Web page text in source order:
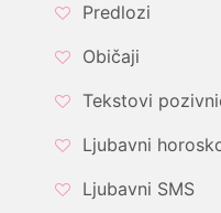
Predlozi
Običaji
Tekstovi
Ljubavni
Ljubavni SMS